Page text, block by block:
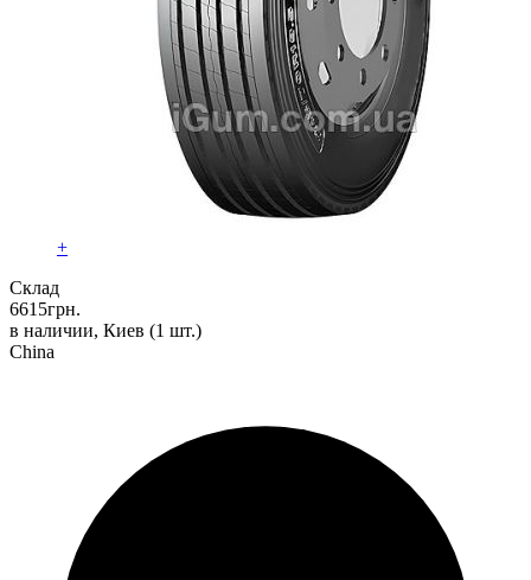
+
Склад
6615грн.
в наличии, Киев (1 шт.)
China